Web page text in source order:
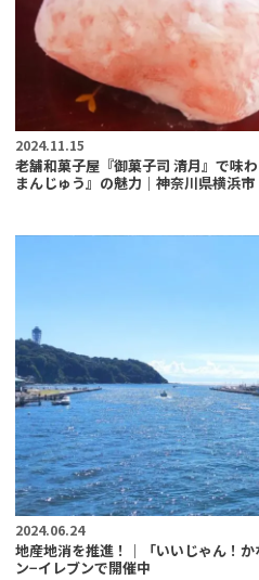
2024.11.15
老舗和菓子屋『御菓子司 清月』で味
まんじゅう』の魅力｜神奈川県横浜市
2024.06.24
地産地消を推進！｜「いいじゃん！
ン−イレブンで開催中